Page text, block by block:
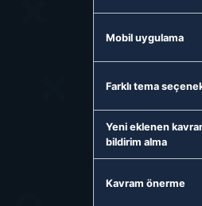
Mobil uygulama
Farklı tema
Yeni eklenen
bildirim alma
Kavram önerme